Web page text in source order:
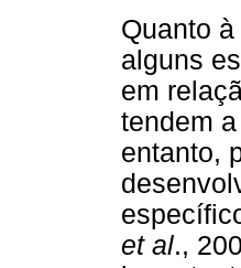
Quanto
alguns
em
tendem
entanto,
et al.,